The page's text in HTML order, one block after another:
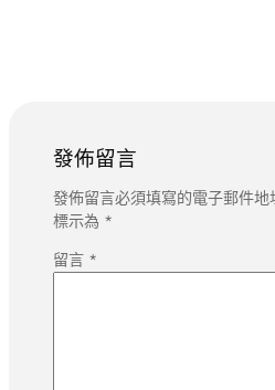
發佈留言
發佈留言必須填寫的電子郵件地
標示為 *
留言 *